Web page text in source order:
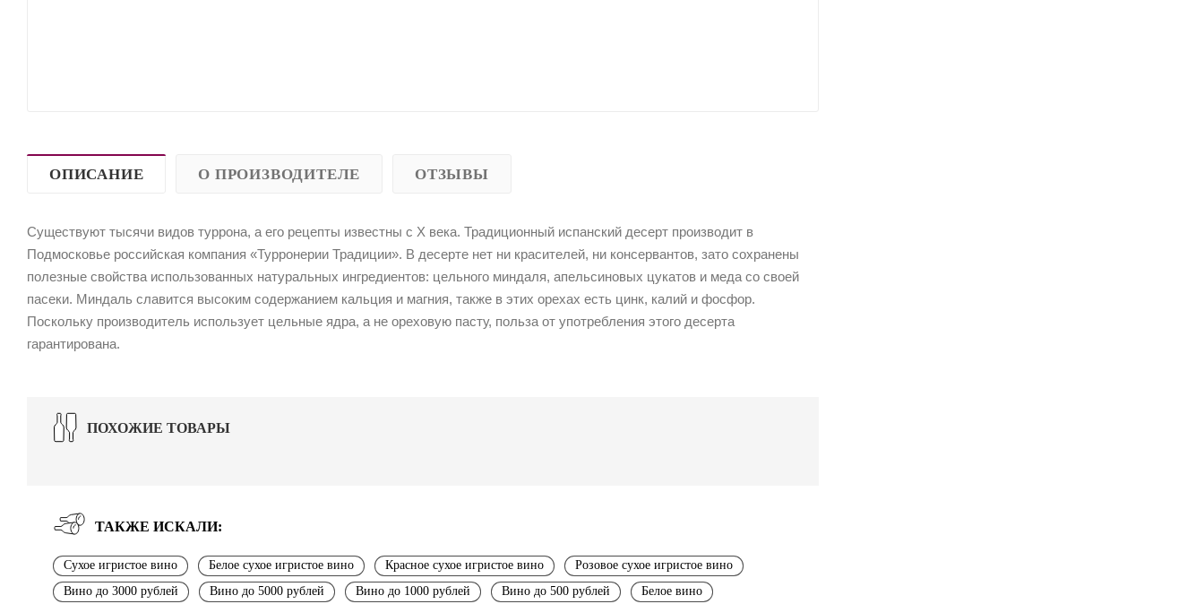
ОПИСАНИЕ О ПРОИЗВОДИТЕЛЕ ОТЗЫВЫ
Существуют тысячи видов туррона, а его рецепты известны с X века. Традиционный испанский десерт производит в
Подмосковье российская компания «Турронерии Традиции». В десерте нет ни красителей, ни консервантов, зато сохранены
полезные свойства использованных натуральных ингредиентов: цельного миндаля, апельсиновых цукатов и меда со своей
пасеки. Миндаль славится высоким содержанием кальция и магния, также в этих орехах есть цинк, калий и фосфор.
Поскольку производитель использует цельные ядра, а не ореховую пасту, польза от употребления этого десерта
гарантирована.
ПОХОЖИЕ ТОВАРЫ
ТАКЖЕ ИСКАЛИ:
Сухое игристое вино Белое сухое игристое вино Красное сухое игристое вино
Розовое сухое игристое вино
Вино до 3000 рублей
Вино до 5000 рублей Вино до 1000 рублей Вино до 500 рублей
Белое вино